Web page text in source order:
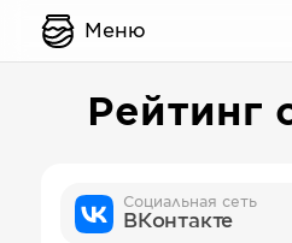
Меню
Рейтинг
Социальная сеть
ВКонтакте